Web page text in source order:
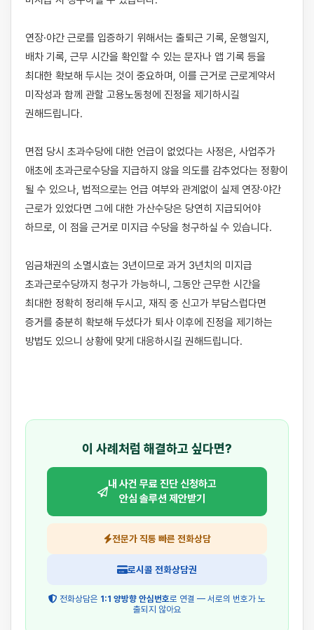
연장·야간 근로를 입증하기 위해서는 출퇴근 기록, 운행일지,
배차 기록, 근무 시간을 확인할 수 있는 문자나 앱 기록 등을
최대한 확보해 두시는 것이 중요하며, 이를 근거로 근로계약서
미작성과 함께 관할 고용노동청에 진정을 제기하시길
권해드립니다.
면접 당시 초과수당에 대한 언급이 없었다는 사정은, 사업주가
애초에 초과근로수당을 지급하지 않을 의도를 감추었다는 정황이
될 수 있으나, 법적으로는 언급 여부와 관계없이 실제 연장·야간
근로가 있었다면 그에 대한 가산수당은 당연히 지급되어야
하므로, 이 점을 근거로 미지급 수당을 청구하실 수 있습니다.
임금채권의 소멸시효는 3년이므로 과거 3년치의 미지급
초과근로수당까지 청구가 가능하니, 그동안 근무한 시간을
최대한 정확히 정리해 두시고, 재직 중 신고가 부담스럽다면
증거를 충분히 확보해 두셨다가 퇴사 이후에 진정을 제기하는
방법도 있으니 상황에 맞게 대응하시길 권해드립니다.
이 사례처럼 해결하고 싶다면?
내 사건 무료 진단 신청하고
안심 솔루션 제안받기
전문가 직통 빠른 전화상담
로시콜 전화상담권
전화상담은 1:1 양방향 안심번호로 연결 — 서로의 번호가 노
출되지 않아요